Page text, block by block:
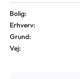
Bolig:
Erhverv:
Grund:
Vej: